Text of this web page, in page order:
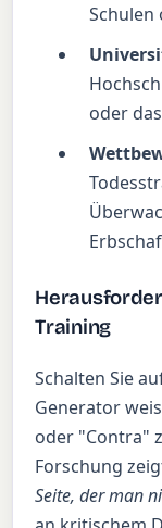
Schulen
oder
Training
Schalten Sie
Generator
oder "Contra"
Forschung
Seite, der man